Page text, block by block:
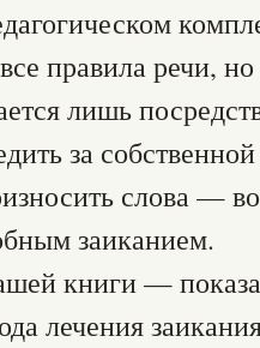
правила речи,
лишь
за
слова —
заиканием.
книги —
лечения